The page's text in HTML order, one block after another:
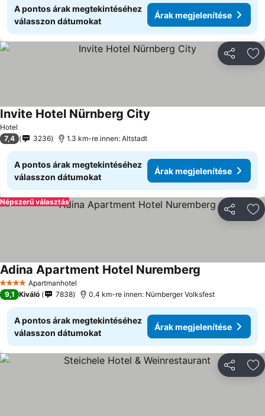
A pontos árak megtekintéséhez
válasszon dátumokat
Árak megjelenítése
Hotel
Invite Hotel Nürnberg City
7,4 3236 1.3 km-re innen: Altstadt
A pontos árak megtekintéséhez
válasszon dátumokat
Árak megjelenítése
Népszerű választás
4 KategóriaApartmanhotel
Adina Apartment Hotel Nuremberg
9,1 Kiváló 7838 0.4 km-re innen: Nürnberger Volksfest
A pontos árak megtekintéséhez
válasszon dátumokat
Árak megjelenítése